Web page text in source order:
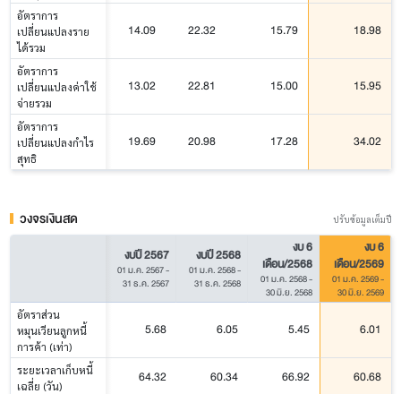
อัตราการ
เปลี่ยนแปลงราย
ได้รวม
14.09 22.32 15.79 18.98
อัตราการ
เปลี่ยนแปลงค่าใช้
จ่ายรวม
13.02 22.81 15.00 15.95
อัตราการ
เปลี่ยนแปลงกำไร
สุทธิ
19.69 20.98 17.28 34.02
วงจรเงินสด ปรับข้อมูลเต็มปี
งบปี 2567
01 ม.ค. 2567-
31 ธ.ค. 2567
งบปี 2568
01 ม.ค. 2568-
31 ธ.ค. 2568
งบ 6
เดือน/2568
01 ม.ค. 2568-
30 มิ.ย. 2568
งบ 6
เดือน/2569
01 ม.ค. 2569-
30 มิ.ย. 2569
อัตราส่วน
หมุนเวียนลูกหนี้
การค้า (เท่า)
5.68 6.05 5.45 6.01
ระยะเวลาเก็บหนี้
เฉลี่ย (วัน)
64.32 60.34 66.92 60.68